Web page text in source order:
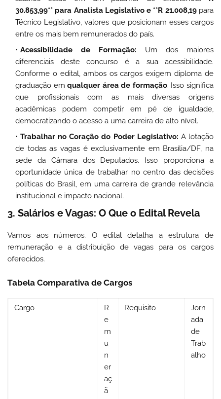
30.853,99** para Analista Legislativo e **R 21.008,19para
Técnico Legislativo, valores que posicionam esses cargos
entre os mais bem remunerados do país.
Acessibilidade de Formação: Um dos maiores
diferenciais deste concurso é a sua acessibilidade.
Conforme o edital, ambos os cargos exigem diploma de
graduação emqualquer área de formação. Isso significa
que profissionais com as mais diversas origens
acadêmicas podem competir em pé de igualdade,
democratizando o acesso a uma carreira de alto nível.
Trabalhar no Coração do Poder Legislativo: A lotação
de todas as vagas é exclusivamente em Brasília/DF, na
sede da Câmara dos Deputados. Isso proporciona a
oportunidade única de trabalhar no centro das decisões
políticas do Brasil, em uma carreira de grande relevância
institucional e impacto nacional.
3. Salários e Vagas: O Que o Edital Revela
Vamos aos números. O edital detalha a estrutura de
remuneração e a distribuição de vagas para os cargos
oferecidos.
Tabela Comparativa de Cargos
Cargo
R
e
m
u
n
er
aç
ã
Requisito
Jorn
ada
de
Trab
alho